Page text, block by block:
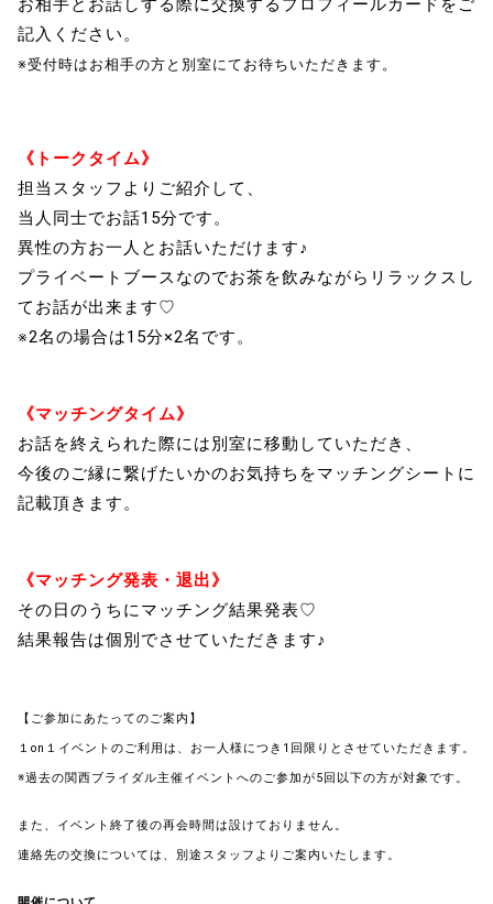
お相手とお話しする際に交換するプロフィールカードをご
記入ください。
※受付時はお相手の方と別室にてお待ちいただきます。
《トークタイム》
担当スタッフよりご紹介して、
当人同士でお話15分です。
異性の方お一人とお話いただけます♪
プライベートブースなのでお茶を飲みながらリラックスし
てお話が出来ます♡
※2名の場合は15分×2名です。
《マッチングタイム》
お話を終えられた際には別室に移動していただき、
今後のご縁に繋げたいかのお気持ちをマッチングシートに
記載頂きます。
《マッチング発表・退出》
その日のうちにマッチング結果発表♡
結果報告は個別でさせていただきます♪
【ご参加にあたってのご案内】
１on１イベントのご利用は、お一人様につき1回限りとさせていただきます。
※過去の関西ブライダル主催イベントへのご参加が5回以下の方が対象です。
また、イベント終了後の再会時間は設けておりません。
連絡先の交換については、別途スタッフよりご案内いたします。